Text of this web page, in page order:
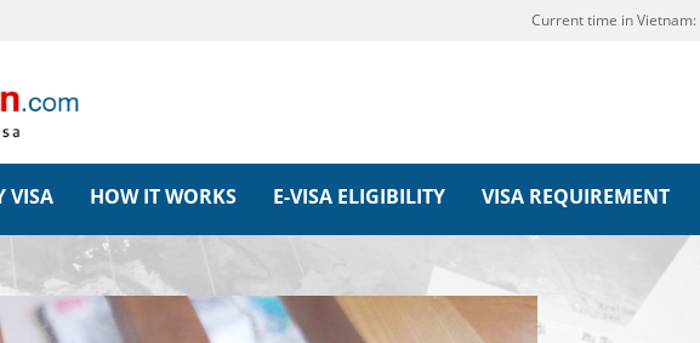
Current time in Vietnam:
VISA HOW IT WORKS E-VISA ELIGIBILITY VISA REQUIREMENT